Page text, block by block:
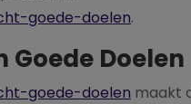
goede-doelen.
Doelen
goede-doelen maakt